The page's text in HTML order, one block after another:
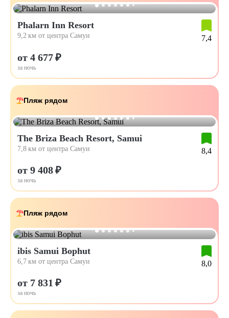
Phalarn Inn Resort
9,2 км от центра Самуи 7,4
от 4 677 ₽
за ночь
Пляж рядом
The Briza Beach Resort, Samui
7,8 км от центра Самуи 8,4
от 9 408 ₽
за ночь
Пляж рядом
ibis Samui Bophut
6,7 км от центра Самуи 8,0
от 7 831 ₽
за ночь